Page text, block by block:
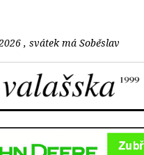
, svátek má Soběslav